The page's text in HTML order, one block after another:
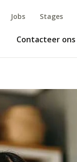
Contacteer ons
Jobs Stages